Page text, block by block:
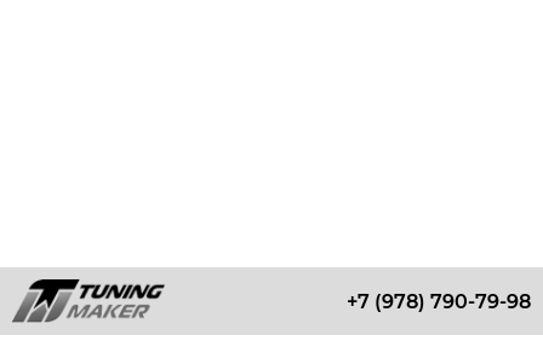
+7 (978) 790-79-98